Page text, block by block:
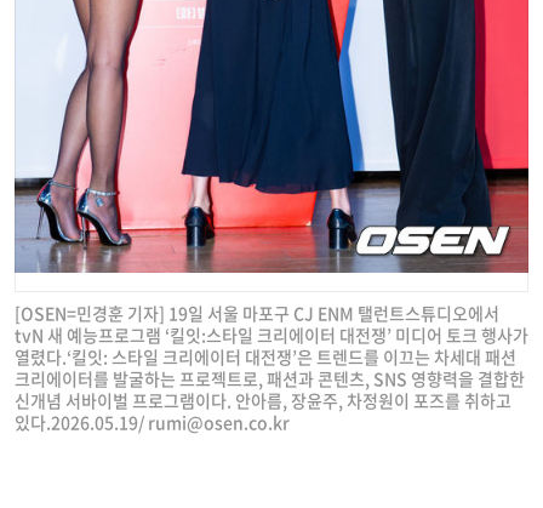
[OSEN=민경훈 기자] 19일 서울 마포구 CJ ENM 탤런트스튜디오에서
tvN 새 예능프로그램 ‘킬잇:스타일 크리에이터 대전쟁’ 미디어 토크 행사가
열렸다.‘킬잇: 스타일 크리에이터 대전쟁’은 트렌드를 이끄는 차세대 패션
크리에이터를 발굴하는 프로젝트로, 패션과 콘텐츠, SNS 영향력을 결합한
신개념 서바이벌 프로그램이다. 안아름, 장윤주, 차정원이 포즈를 취하고
있다.2026.05.19/ rumi@osen.co.kr